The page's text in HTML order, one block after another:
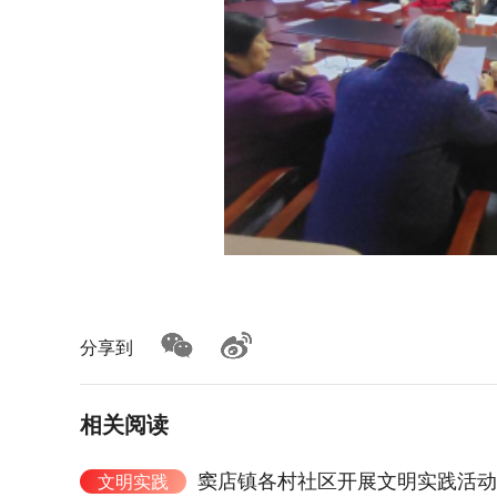
分享到
相关阅读
文明实践 窦店镇各村社区开展文明实践活